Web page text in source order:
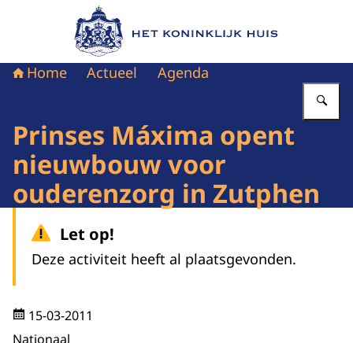
Naar de homepage van Het Koninklijk Huis
Home Actueel Agenda
Prinses Máxima opent
nieuwbouw voor
ouderenzorg in Zutphen
Let op!
Deze activiteit heeft al plaatsgevonden.
15-03-2011
Nationaal